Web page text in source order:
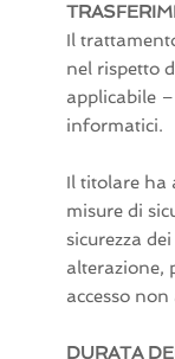
Il
nel rispetto
applicabile
informatici.
Il titolare ha
misure di
sicurezza
alterazione,
accesso
DURATA